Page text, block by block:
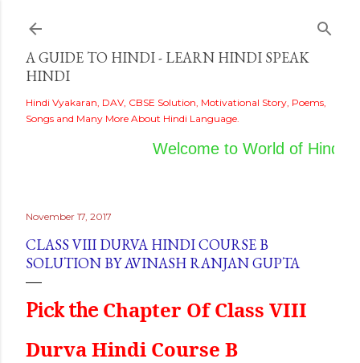
A GUIDE TO HINDI - LEARN HINDI SPEAK
HINDI
Hindi Vyakaran, DAV, CBSE Solution, Motivational Story, Poems,
Songs and Many More About Hindi Language.
Welcome to World of Hindi
November 17, 2017
CLASS VIII DURVA HINDI COURSE B
SOLUTION BY AVINASH RANJAN GUPTA
Pick the Chapter Of Class VIII
Durva Hindi Course B